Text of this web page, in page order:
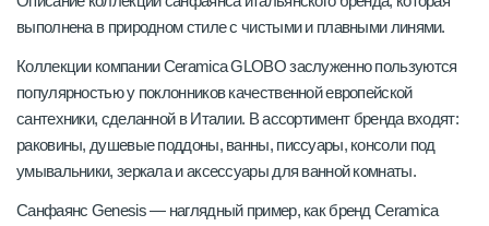
выполнена в природном стиле с чистыми и плавными линями.
Коллекции компании Ceramica GLOBO заслуженно пользуются
популярностью у поклонников качественной европейской
сантехники, сделанной в Италии. В ассортимент бренда входят:
раковины, душевые поддоны, ванны, писсуары, консоли под
умывальники, зеркала и аксессуары для ванной комнаты.
Санфаянс Genesis — наглядный пример, как бренд Ceramica